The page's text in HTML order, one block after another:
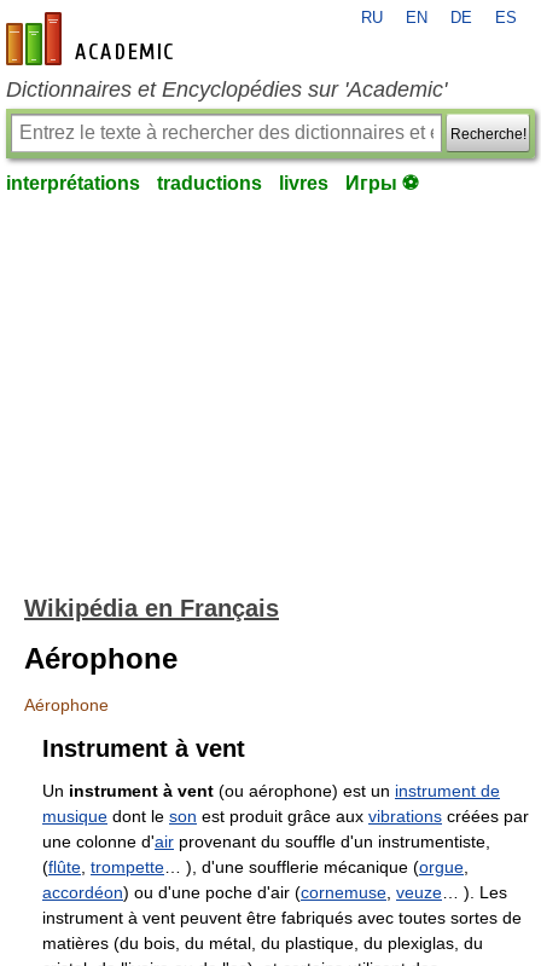
fr-academic.com
RU EN DE ES
Dictionnaires et Encyclopédies sur 'Academic'
Recherche!
interprétations traductions livres Игры ⚽
Wikipédia en Français
Aérophone
Aérophone
Instrument à vent
Un instrument à vent (ou aérophone) est un instrument de
musique dont le son est produit grâce aux vibrations créées par
une colonne d'air provenant du souffle d'un instrumentiste,
(flûte trompette … ), d'une soufflerie mécanique (orgue
accordéon) ou d'une poche d'air (cornemuse veuze … ). Les
instrument à vent peuvent être fabriqués avec toutes sortes de
matières (du bois, du métal, du plastique, du plexiglas, du